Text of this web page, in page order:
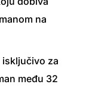
na
isključivo za
među 32